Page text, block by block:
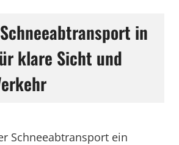
in
klare Sicht und
Schneeabtransport ein